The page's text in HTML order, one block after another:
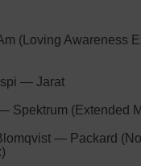
(Loving Awareness
— Jarat
Spektrum (Extended
— Packard